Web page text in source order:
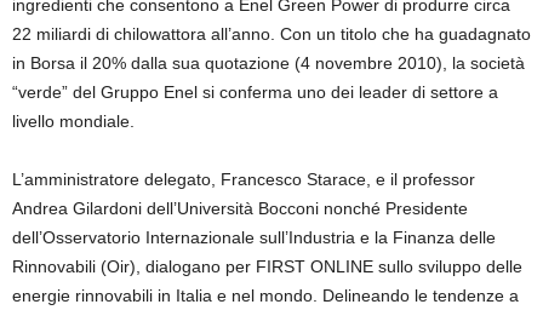
ingredienti che consentono a Enel Green Power di produrre circa
22 miliardi di chilowattora all’anno. Con un titolo che ha guadagnato
in Borsa il 20% dalla sua quotazione (4 novembre 2010), la società
“verde” del Gruppo Enel si conferma uno dei leader di settore a
livello mondiale.
L’amministratore delegato, Francesco Starace, e il professor
Andrea Gilardoni dell’Università Bocconi nonché Presidente
dell’Osservatorio Internazionale sull’Industria e la Finanza delle
Rinnovabili (Oir), dialogano per FIRST ONLINE sullo sviluppo delle
energie rinnovabili in Italia e nel mondo. Delineando le tendenze a